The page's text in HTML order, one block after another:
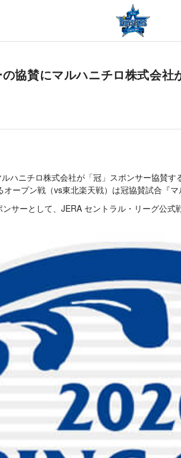
協賛にマルハニチロ株式会社
ニチロ株式会社が「冠」スポンサー協賛す
ープン戦（vs東北楽天戦）は冠協賛試合『マ
サーとして、JERA セントラル・リーグ公